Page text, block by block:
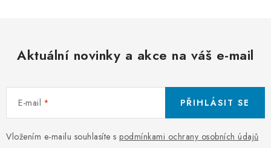
Aktuální novinky a akce na váš e-mail
E-mail
Vložením e-mailu souhlasíte s podmínkami ochrany osobních údajů
PŘIHLÁSIT SE